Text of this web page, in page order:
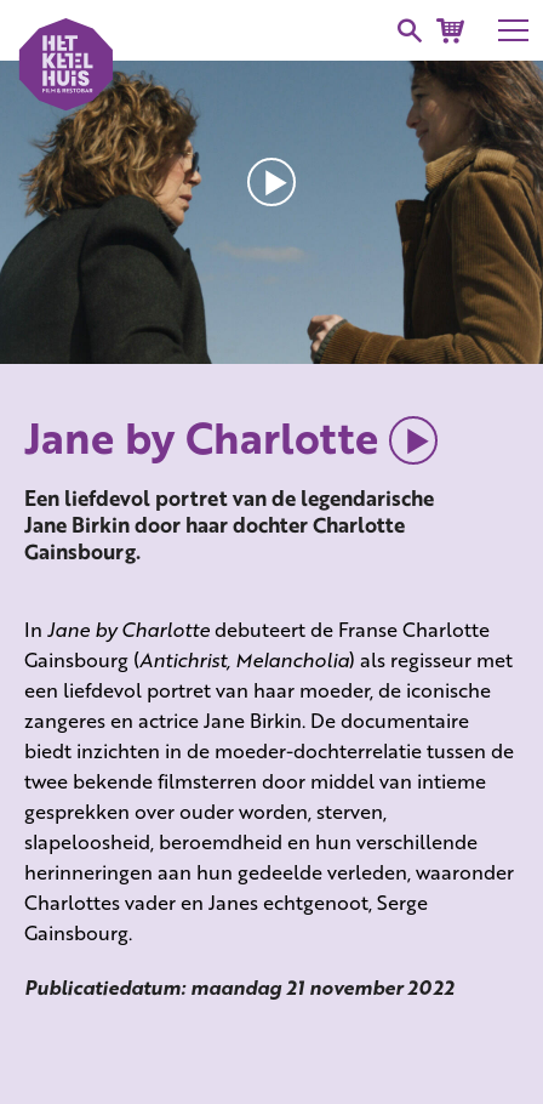
Jane by Charlotte
Een liefdevol portret van de legendarische
Jane Birkin door haar dochter Charlotte
Gainsbourg.
In Jane by Charlottedebuteert de Franse Charlotte
Gainsbourg (Antichrist, Melancholia) als regisseur met
een liefdevol portret van haar moeder, de iconische
zangeres en actrice Jane Birkin. De documentaire
biedt inzichten in de moeder-dochterrelatie tussen de
twee bekende filmsterren door middel van intieme
gesprekken over ouder worden, sterven,
slapeloosheid, beroemdheid en hun verschillende
herinneringen aan hun gedeelde verleden, waaronder
Charlottes vader en Janes echtgenoot, Serge
Gainsbourg.
Publicatiedatum: maandag 21 november 2022